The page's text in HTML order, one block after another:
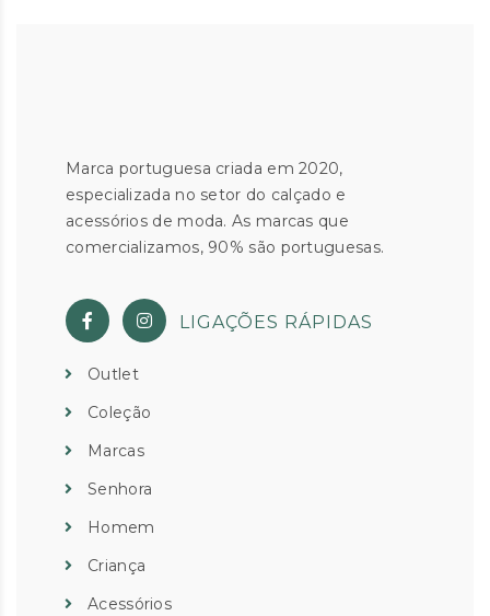
Marca portuguesa criada em 2020,
especializada no setor do calçado e
acessórios de moda. As marcas que
comercializamos, 90% são portuguesas.
LIGAÇÕES RÁPIDAS
Outlet
Coleção
Marcas
Senhora
Homem
Criança
Acessórios